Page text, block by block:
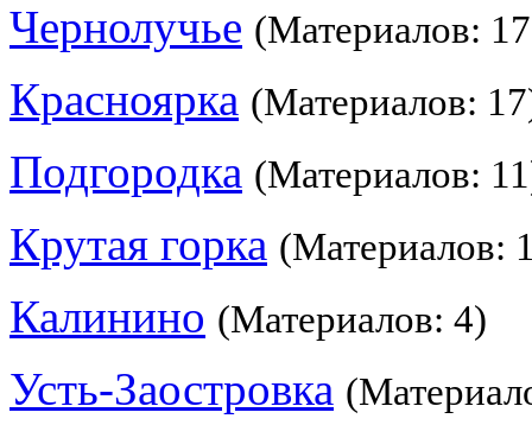
Чернолучье (Материалов:
Красноярка (Материалов:
Подгородка (Материалов:
Крутая горка (Материалов:
Калинино (Материалов: 4)
Усть-Заостровка